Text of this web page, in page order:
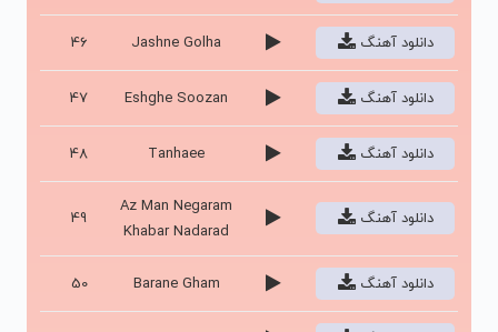
46 Jashne Golha دانلود آهنگ
47 Eshghe Soozan دانلود آهنگ
48 Tanhaee دانلود آهنگ
49
Az Man Negaram
Khabar Nadarad
دانلود آهنگ
50 Barane Gham دانلود آهنگ